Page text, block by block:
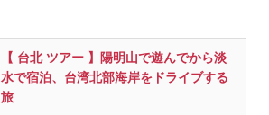
【 台北 ツアー 】陽明山で遊んでから淡
水で宿泊、台湾北部海岸をドライブする
旅